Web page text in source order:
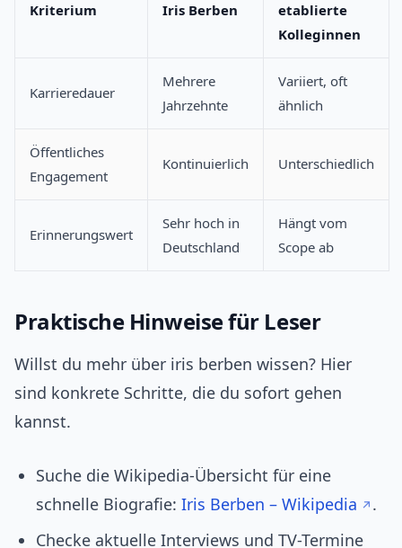
Kriterium Iris Berben
etablierte
Kolleginnen
Karrieredauer
Mehrere
Jahrzehnte
Variiert, oft
ähnlich
Öffentliches
Engagement
Kontinuierlich Unterschiedlich
Erinnerungswert
Sehr hoch in
Deutschland
Hängt vom
Scope ab
Praktische Hinweise für Leser
Willst du mehr über iris berben wissen? Hier
sind konkrete Schritte, die du sofort gehen
kannst.
Suche die Wikipedia-Übersicht für eine
schnelle Biografie: Iris Berben – Wikipedia
.
Checke aktuelle Interviews und TV-Termine